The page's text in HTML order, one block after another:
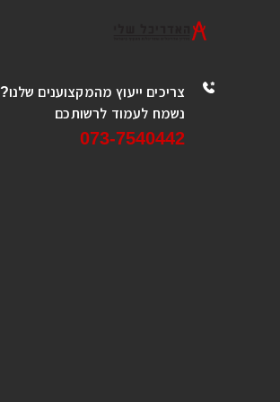
צריכים ייעוץ מהמקצוענים שלנו?
נשמח לעמוד לרשותכם
073-7540442